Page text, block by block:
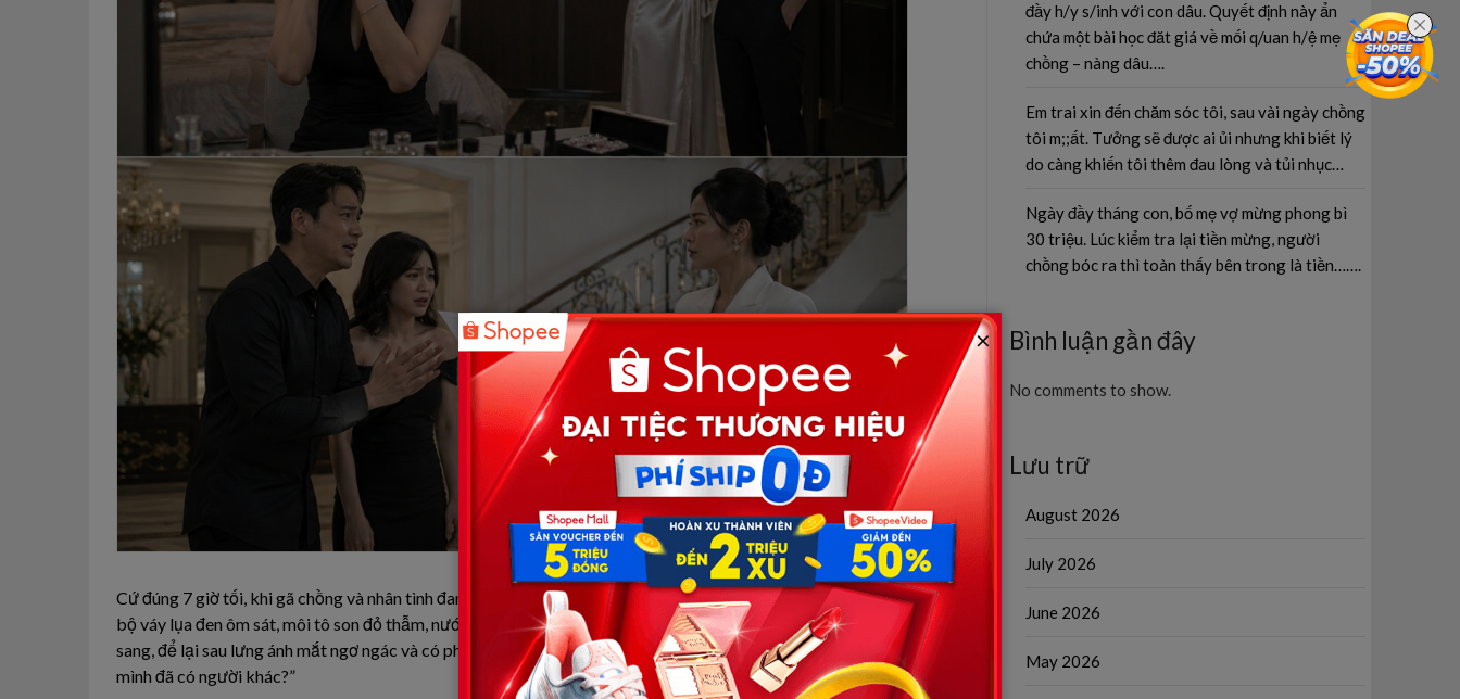
Cứ đúng 7 giờ tối, khi gã chồng và nhân tình đang tình tứ bên mâm cơm, Lan lại bước xuống cầu thang trong
bộ váy lụa đen ôm sát, môi tô son đỏ thẫm, nước hoa nồng nàn lan tỏa khắp sảnh. Cô rời nhà trên chiếc xe
sang, để lại sau lưng ánh mắt ngơ ngác và có phần lo sợ của Tuấn. G/ã bắt đầu nghi ngờ: “Phải chăng vợ
mình đã có người khác?”
đầy h/y s/inh với con dâu. Quyết định này ẩn
chứa một bài học đăt giá về mối q/uan h/ệ mẹ
chồng – nàng dâu….
Em trai xin đến chăm sóc tôi, sau vài ngày chồng
tôi m;;ất. Tưởng sẽ được ai ủi nhưng khi biết lý
do càng khiến tôi thêm đau lòng và tủi nhục…
Ngày đầy tháng con, bố mẹ vợ mừng phong bì
30 triệu. Lúc kiểm tra lại tiền mừng, người
chồng bóc ra thì toàn thấy bên trong là tiền…….
Bình luận gần đây
No comments to show.
Lưu trữ
August 2026
July 2026
June 2026
May 2026
×